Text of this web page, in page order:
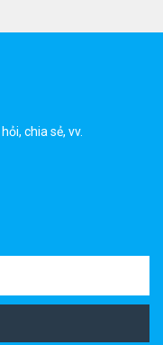
chia sẻ, vv.